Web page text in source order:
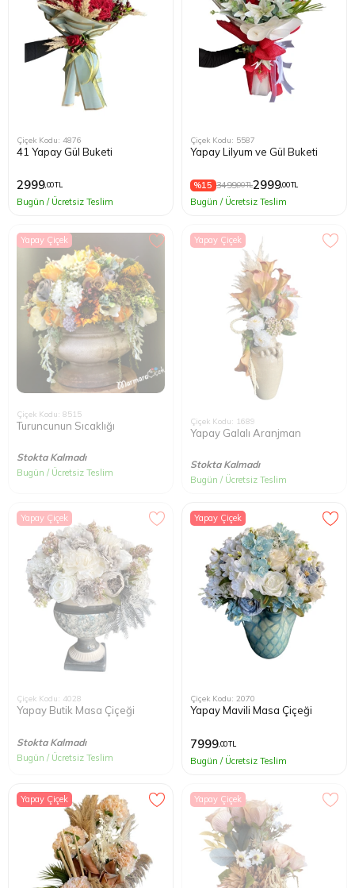
Çiçek Kodu: 4876
41 Yapay Gül Buketi
2999,00 TL
Bugün / Ücretsiz Teslim
Çiçek Kodu: 5587
Yapay Lilyum ve Gül Buketi
%15 3499,00 TL2999,00 TL
Bugün / Ücretsiz Teslim
Yapay Çiçek
Çiçek Kodu: 8515
Turuncunun Sıcaklığı
Stokta Kalmadı
Bugün / Ücretsiz Teslim
Yapay Çiçek
Çiçek Kodu: 1689
Yapay Galalı Aranjman
Stokta Kalmadı
Bugün / Ücretsiz Teslim
Yapay Çiçek
Çiçek Kodu: 4028
Yapay Butik Masa Çiçeği
Stokta Kalmadı
Bugün / Ücretsiz Teslim
Yapay Çiçek
Çiçek Kodu: 2070
Yapay Mavili Masa Çiçeği
7999,00 TL
Bugün / Ücretsiz Teslim
Yapay Çiçek Yapay Çiçek